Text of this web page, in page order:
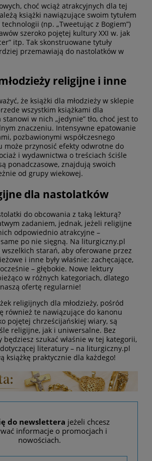
choć wciąż atrakcyjnych dla tej
książki nawiązujące swoim tytułem
(np. „Tweetując z Bogiem”)
szeroko pojętej kultury XXI w. jak
itp. Tak skonstruowane tytuły
przemawiają do nastolatków w
religijne i inne
że książki dla młodzieży w sklepie
wszystkim książkami dla
stanowi w nich „jedynie” tło, choć jest to
znaczeniu. Intensywne epatowanie
pozbawionymi współczesnego
może przynosić efekty odwrotne do
i wydawnictwa o treściach ściśle
ponadczasowe, znajdują swoich
od grupy wiekowej.
dla nastolatków
do obcowania z taką lekturą?
zadaniem, jednak, jeżeli religijne
odpowiednio atrakcyjne –
po nie sięgną. Na liturgiczny.pl
wszelkich starań, aby oferowane przez
i inne były właśnie: zachęcające,
– głębokie. Nowe lektury
w różnych kategoriach, dlatego
ofertę regularnie!
religijnych dla młodzieży, pośród
również te nawiązujące do kanonu
pojętej chrześcijańskiej wiary, są
religijne, jak i uniwersalne. Bez
będziesz szukać właśnie w tej kategorii,
literatury – na liturgiczny.pl
książkę praktycznie dla każdego!
do newslettera jeżeli chcesz
informacje o promocjach i
nowościach.